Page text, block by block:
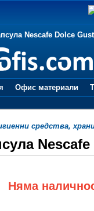
Nescafe Dolce
Офис материали
средства,
Няма